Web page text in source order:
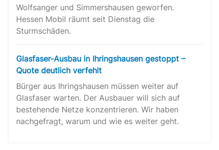
Wolfsanger und Simmershausen geworfen.
Hessen Mobil räumt seit Dienstag die
Sturmschäden.
Glasfaser-Ausbau in Ihringshausen gestoppt –
Quote deutlich verfehlt
Bürger aus Ihringshausen müssen weiter auf
Glasfaser warten. Der Ausbauer will sich auf
bestehende Netze konzentrieren. Wir haben
nachgefragt, warum und wie es weiter geht.